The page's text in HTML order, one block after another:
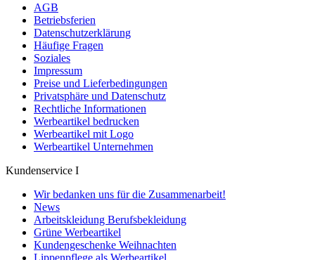
AGB
Betriebsferien
Datenschutzerklärung
Häufige Fragen
Soziales
Impressum
Preise und Lieferbedingungen
Privatsphäre und Datenschutz
Rechtliche Informationen
Werbeartikel bedrucken
Werbeartikel mit Logo
Werbeartikel Unternehmen
Kundenservice I
Wir bedanken uns für die Zusammenarbeit!
News
Arbeitskleidung Berufsbekleidung
Grüne Werbeartikel
Kundengeschenke Weihnachten
Lippenpflege als Werbeartikel